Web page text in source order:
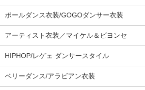
ポールダンス衣装/GOGOダンサー衣装
アーティスト衣装／マイケル＆ビヨンセ
HIPHOP/レゲェ ダンサースタイル
ベリーダンス/アラビアン衣装